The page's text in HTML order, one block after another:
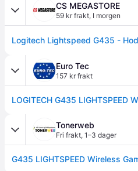
CS MEGASTORE
59 kr frakt, I morgen
Euro Tec
157 kr frakt
Tonerweb
Fri frakt, 1–3 dager
G435 LIGHTSPEED Wireless